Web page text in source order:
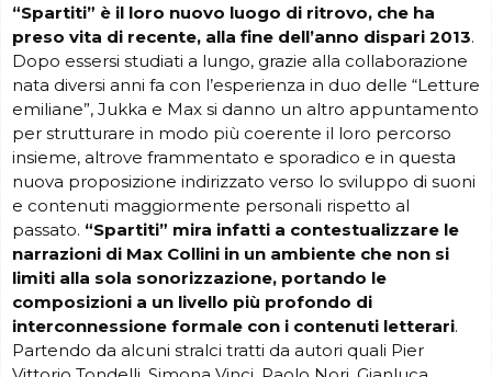
“Spartiti” è il loro nuovo luogo di ritrovo, che ha
preso vita di recente, alla fine dell’anno dispari 2013.
Dopo essersi studiati a lungo, grazie alla collaborazione
nata diversi anni fa con l’esperienza in duo delle “Letture
emiliane”, Jukka e Max si danno un altro appuntamento
per strutturare in modo più coerente il loro percorso
insieme, altrove frammentato e sporadico e in questa
nuova proposizione indirizzato verso lo sviluppo di suoni
e contenuti maggiormente personali rispetto al
passato. “Spartiti” mira infatti a contestualizzare le
narrazioni di Max Collini in un ambiente che non si
limiti alla sola sonorizzazione, portando le
composizioni a un livello più profondo di
interconnessione formale con i contenuti letterari.
Partendo da alcuni stralci tratti da autori quali Pier